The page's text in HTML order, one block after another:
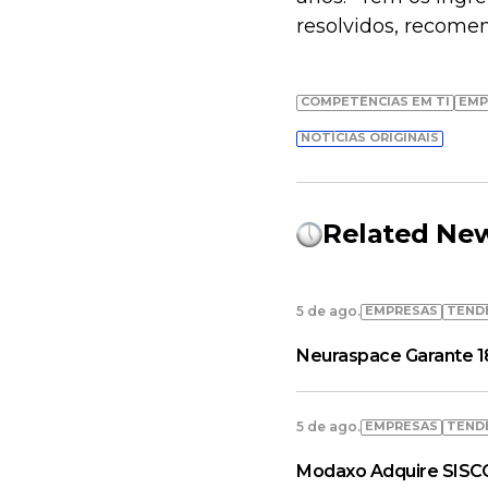
resolvidos,
COMPETÊNCIAS EM TI
NOTÍCIAS ORIGINAIS
Related
5 de ago. EMPRESAS
Neuraspace Garante
5 de ago. EMPRESAS
Modaxo Adquire